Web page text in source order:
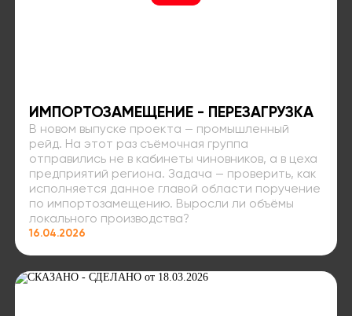
ИМПОРТОЗАМЕЩЕНИЕ - ПЕРЕЗАГРУЗКА
В новом выпуске проекта — промышленный
рейд. На этот раз съёмочная группа
отправились не в кабинеты чиновников, а в цеха
предприятий региона. Задача — проверить, как
исполняется данное главой области поручение
по импортозамещению. Выросли ли объёмы
локального производства?
16.04.2026